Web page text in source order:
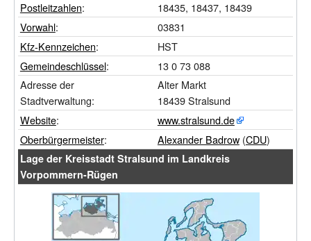
Postleitzahlen:
18435, 18437, 18439
Vorwahl:
03831
Kfz-Kennzeichen:
HST
Gemeindeschlüssel: 13073088
Adresse der
Stadtverwaltung:
Alter Markt
18439 Stralsund
Website:
www.stralsund.de
Oberbürgermeister: Alexander Badrow (CDU)
Lage der Kreisstadt Stralsund im Landkreis
Vorpommern-Rügen